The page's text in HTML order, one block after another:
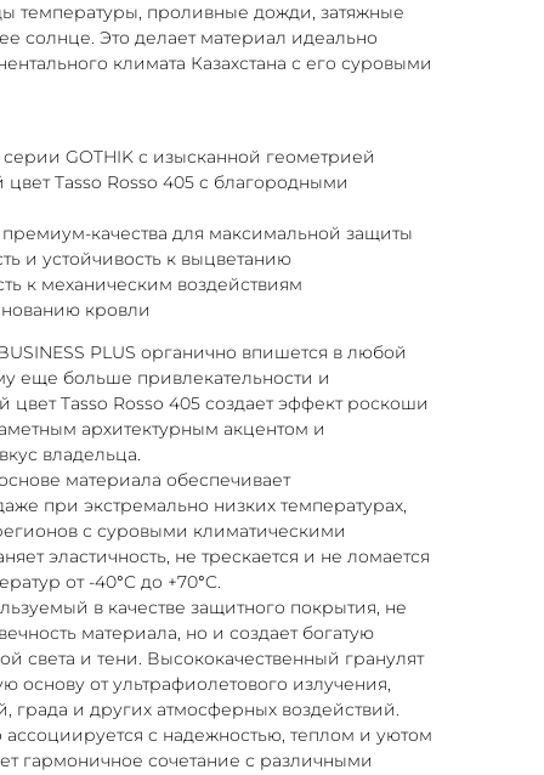
температуры, проливные дожди, затяжные
солнце. Это делает материал идеально
климата Казахстана с его суровыми
GOTHIK с изысканной геометрией
Tasso Rosso 405 с благородными
премиум-качества для максимальной защиты
и устойчивость к выцветанию
к механическим воздействиям
кровли
PLUS органично впишется в любой
еще больше привлекательности и
Tasso Rosso 405 создает эффект роскоши
архитектурным акцентом и
владельца.
материала обеспечивает
при экстремально низких температурах,
с суровыми климатическими
эластичность, не трескается и не ломается
от -40°C до +70°C.
в качестве защитного покрытия, не
материала, но и создает богатую
света и тени. Высококачественный гранулят
основу от ультрафиолетового излучения,
града и других атмосферных воздействий.
с надежностью, теплом и уютом
гармоничное сочетание с различными